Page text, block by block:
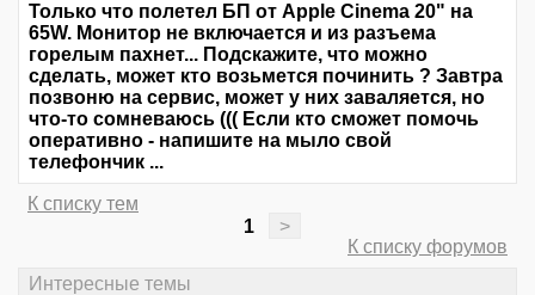
Только что полетел БП от Apple Cinema 20" на
65W. Монитор не включается и из разъема
горелым пахнет... Подскажите, что можно
сделать, может кто возьмется починить ? Завтра
позвоню на сервис, может у них заваляется, но
что-то сомневаюсь ((( Если кто сможет помочь
оперативно - напишите на мыло свой
телефончик ...
К списку тем
1
>
К списку форумов
Интересные темы